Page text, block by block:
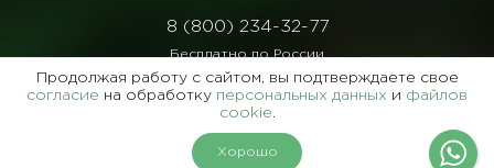
8 (800) 234-32-77
Бесплатно по России
Реквизиты:
ООО Агентство "Славянский Двор"
Продолжая работу с сайтом, вы подтверждаете свое
согласие на обработку персональных данных и файлов
cookie.
Хорошо